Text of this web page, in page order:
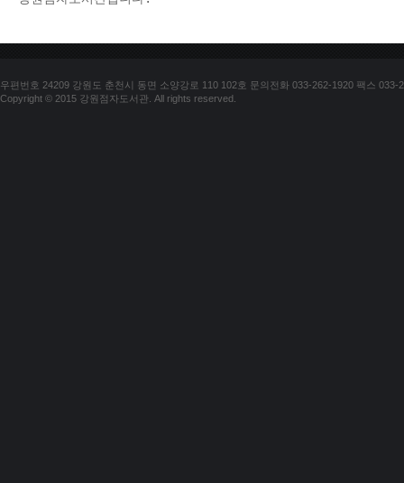
우편번호 24209 강원도 춘천시 동면 소양강로 110 102호 문의전화 033-262-1920 팩스 033-
Copyright © 2015 강원점자도서관. All rights reserved.